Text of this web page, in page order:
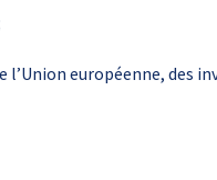
européenne, des